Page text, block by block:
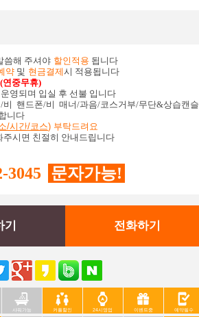
씀해 주셔야 할인적용 됩니다
약 및 현금결제시 적용됩니다
연중무휴)
영되며 입실 후 선불 입니다
비 핸드폰/비 매너/과음/코스거부/무단&상습캔슬
니다
/시간/코스) 부탁드려요
주시면 친절히 안내드립니다
3045 문자가능!
전화하기
샤워가능 커플할인 24시영업 이벤트중 예약필수